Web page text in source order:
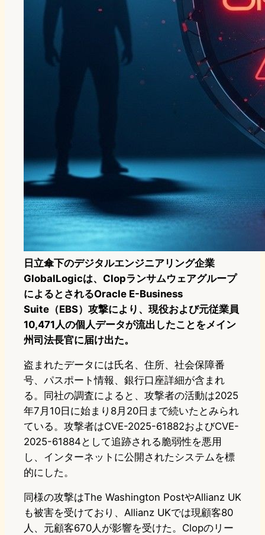
日立傘下のデジタルエンジニアリング企業
GlobalLogicは、Clopランサムウェアグループ
によるとされるOracle E-Business
Suite（EBS）攻撃により、現役および元従業員
10,471人の個人データが流出したことをメイン
州司法長官に届け出た。
盗まれたデータには氏名、住所、社会保障番
号、パスポート情報、銀行口座詳細が含まれ
る。同社の調査によると、攻撃者の活動は2025
年7月10日に始まり8月20日まで続いたとみられ
ている。攻撃者はCVE-2025-61882およびCVE-
2025-61884として追跡される脆弱性を悪用
し、インターネットに公開されたシステムを標
的にした。
同様の攻撃はThe Washington PostやAllianz UK
も被害を受けており、Allianz UKでは現顧客80
人、元顧客670人が影響を受けた。Clopのリー